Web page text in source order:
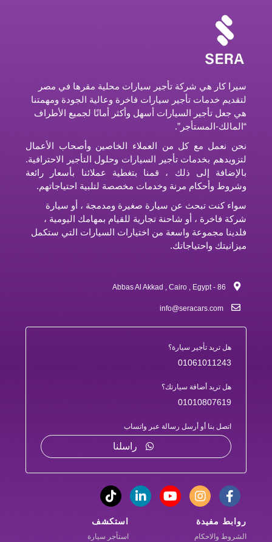
سيرا كار هي شركة تأجير سيارات محلية مقرها في مصر
لتقديم خدمات تأجير سيارات فاخرة وعالية الجودة ومهمتنا
هي جعل تأجير السيارات أسهل وأكثر أمانًا لجميع الأطراف
“المالك-المستأجر”.
نحن نعمل مع كل من العملاء الخاصين وأصحاب الأعمال
لتزويدهم بخدمات تأجير السيارات وحلول التأجير الاحترافية.
بالإضافة إلى ذلك ، قمنا بتغطية عملائنا بأسعار رائعة
وشروط وأحكام مرنة وخدمات مخصصة لتلبية احتياجاتهم.
سواء كنت تبحث عن سيارة صغيرة ومدمجة ، أو سيارة
شركة فاخرة ، أو شاحنة تجارية للقيام بمهامك اليومية ،
فلدينا مجموعة واسعة من اختيارات السيارات التي ستكمل
ميزانيتك واحتياجاتك.
info@seracars.com
هل تريد تأجير سيارة؟
01061011243
هل تريد أضافة سيارتك؟
01010807619
اتصل بنا أو أرسل رسالة عبر واتساب
راسلنا
روابط مفيدة
الشروط والاحكام
استكشف
استأجر سيارة